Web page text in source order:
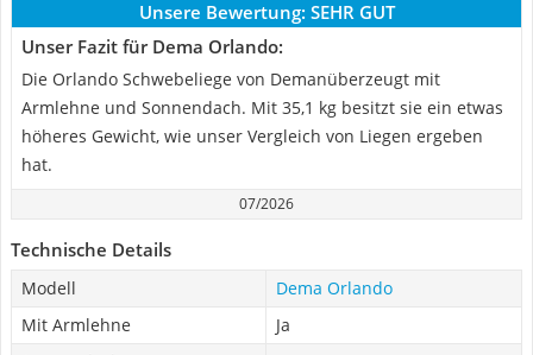
Unsere Bewertung: SEHR GUT
Unser Fazit für Dema Orlando:
Die Orlando Schwebeliege von Demanüberzeugt mit
Armlehne und Sonnendach. Mit 35,1 kg besitzt sie ein etwas
höheres Gewicht, wie unser Vergleich von Liegen ergeben
hat.
07/2026
Technische Details
Modell
Dema Orlando
Mit Armlehne
Ja